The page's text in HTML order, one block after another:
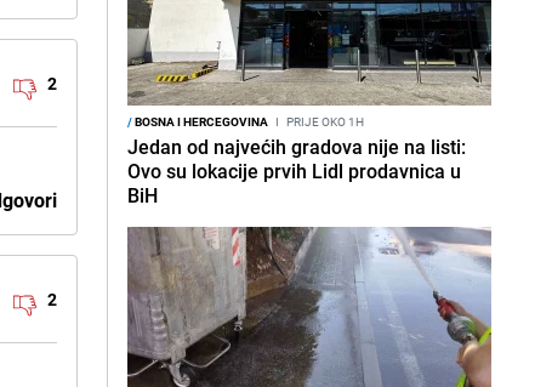
2
2
/BOSNA I HERCEGOVINA I PRIJE OKO 1H
Jedan od najvećih gradova nije na listi:
Ovo su lokacije prvih Lidl prodavnica u
BiH